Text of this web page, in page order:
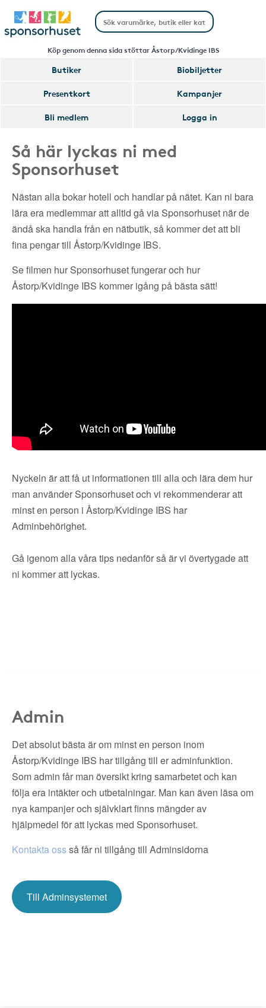
Köp genom denna sida stöttar Åstorp/Kvidinge IBS
Butiker
Biobiljetter
Presentkort
Kampanjer
Bli medlem
Logga in
Så här lyckas ni med
Sponsorhuset
Nästan alla bokar hotell och handlar på nätet. Kan ni bara
lära era medlemmar att alltid gå via Sponsorhuset när de
ändå ska handla från en nätbutik, så kommer det att bli
fina pengar till Åstorp/Kvidinge IBS.
Se filmen hur Sponsorhuset fungerar och hur
Åstorp/Kvidinge IBS kommer igång på bästa sätt!
Nyckeln är att få ut informationen till alla och lära dem hur
man använder Sponsorhuset och vi rekommenderar att
minst en person i Åstorp/Kvidinge IBS har
Adminbehörighet.
Gå igenom alla våra tips nedanför så är vi övertygade att
ni kommer att lyckas.
Admin
Det absolut bästa är om minst en person inom
Åstorp/Kvidinge IBS har tillgång till er adminfunktion.
Som admin får man översikt kring samarbetet och kan
följa era intäkter och utbetalningar. Man kan även läsa om
nya kampanjer och självklart finns mängder av
hjälpmedel för att lyckas med Sponsorhuset.
Kontakta ossså får ni tillgång till Adminsidorna
Till Adminsystemet